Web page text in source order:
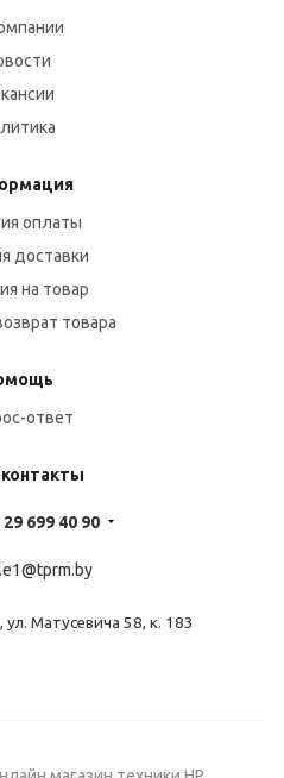
оплаты
доставки
на товар
товара
ответ
699 40 90
ул. Матусевича 58, к. 183